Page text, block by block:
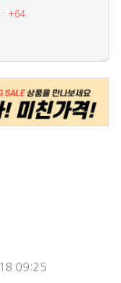
+100
09:25